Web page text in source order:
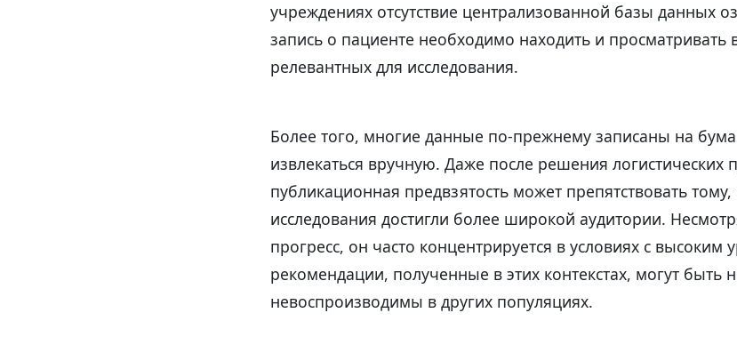
учреждениях отсутствие централизованной базы данных
запись о пациенте необходимо находить и
релевантных для исследования.
Более того, многие данные по-прежнему записаны на
извлекаться вручную. Даже после решения логистических
публикационная предвзятость может препятствовать
исследования достигли более широкой аудитории.
прогресс, он часто концентрируется в условиях с высоким
рекомендации, полученные в этих контекстах, могут
невоспроизводимы в других популяциях.